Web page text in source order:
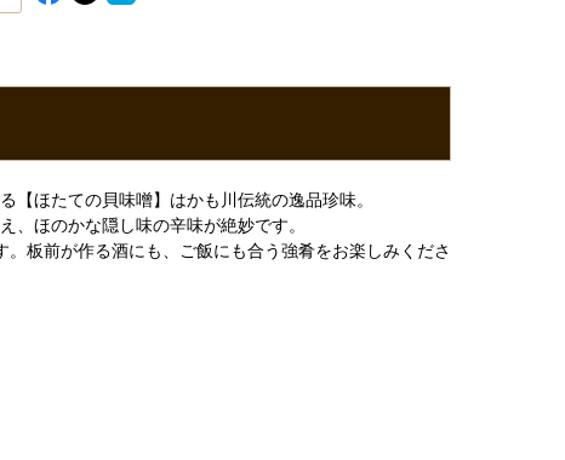
ほたての貝味噌】はかも川伝統の逸品珍味。
ほのかな隠し味の辛味が絶妙です。
板前が作る酒にも、ご飯にも合う強肴をお楽しみくださ